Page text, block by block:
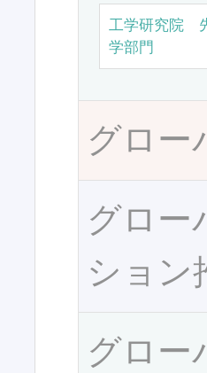
工学研究院
学部門
グロー
グロー
ション
グロー